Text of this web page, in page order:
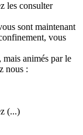
les consulter
sont maintenant
vous
animés par le
nous :
(...)